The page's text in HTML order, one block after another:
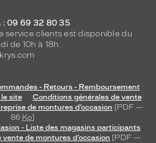
: 09 69 32 80 35
service clients est disponible du
de 10h à 18h.
- Retours - Remboursement
site
Conditions générales de vente
de montures d’occasion [PDF —
86 Ko]
- Liste des magasins participants
de montures d’occasion [PDF —